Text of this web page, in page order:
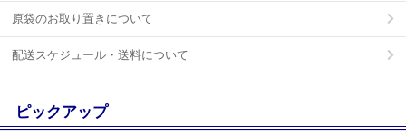
原袋のお取り置きについて
配送スケジュール・送料について
ピックアップ